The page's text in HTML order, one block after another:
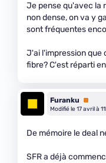
Je pense qu'avec la
non dense, on va y
sont fréquentes
J'ai l'impression que
fibre? C'est réparti
Furanku
Premium
Modifié le 17 avril à
De mémoire le deal
SFR a déjà